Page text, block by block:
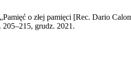
o złej pamięci [Rec. Dario
205–215, grudz. 2021.